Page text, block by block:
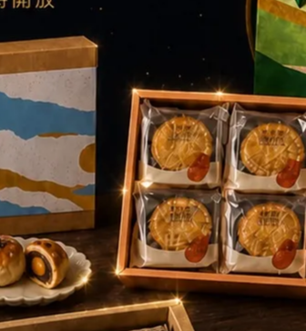
聯名茶款，只有在Ponpie才喝得到！
種植茉莉、梔子、秀英花，供應著大稻埕茶
好味道，山生有幸使用複合窨花技術，選用